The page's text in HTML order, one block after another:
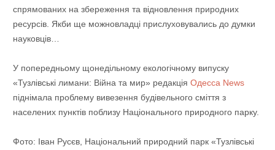
спрямованих на збереження та відновлення природних
ресурсів. Якби ще можновладці прислуховувались до думки
науковців…
У попередньому щонедільному екологічному випуску
«Тузлівські лимани: Війна та мир» редакція Одесса News
піднімала проблему вивезення будівельного сміття з
населених пунктів поблизу Національного природного парку.
Фото: Іван Русєв, Національний природний парк «Тузлівські